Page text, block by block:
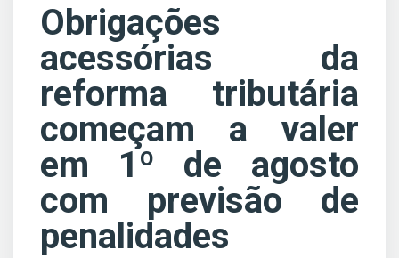
Obrigações
acessórias da
reforma tributária
começam a valer
em 1º de agosto
com previsão de
penalidades